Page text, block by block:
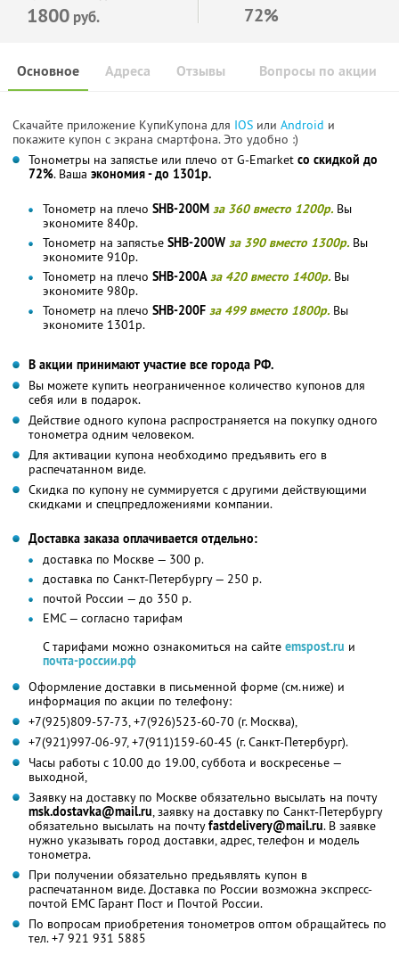
1800 руб. 72%
Основное Отзывы Вопросы по акции
Адреса
Скачайте приложение КупиКупона для IOS или Android и
покажите купон с экрана смартфона. Это удобно :)
Тонометры на запястье или плечо от G-Emarket со скидкой до
72%. Ваша экономия - до 1301р.
Тонометр на плечо SHB-200M за 360 вместо 1200р. Вы
экономите 840р.
Тонометр на запястье SHB-200W за 390 вместо 1300р. Вы
экономите 910р.
Тонометр на плечо SHB-200А за 420 вместо 1400р. Вы
экономите 980р.
Тонометр на плечо SHB-200F за 499 вместо 1800р. Вы
экономите 1301р.
В акции принимают участие все города РФ.
Вы можете купить неограниченное количество купонов для
себя или в подарок.
Действие одного купона распространяется на покупку одного
тонометра одним человеком.
Для активации купона необходимо предъявить его в
распечатанном виде.
Скидка по купону не суммируется с другими действующими
скидками и спецпредложениями компании.
Доставка заказа оплачивается отдельно:
доставка по Москве — 300 р.
доставка по Санкт-Петербургу — 250 р.
почтой России — до 350 р.
ЕМС — согласно тарифам
С тарифами можно ознакомиться на сайте emspost.ru и
почта-россии.рф
Оформление доставки в письменной форме (см.ниже) и
информация по акции по телефону:
+7(925)809-57-73, +7(926)523-60-70 (г. Москва),
+7(921)997-06-97, +7(911)159-60-45 (г. Санкт-Петербург).
Часы работы с 10.00 до 19.00, суббота и воскресенье —
выходной,
Заявку на доставку по Москве обязательно высылать на почту
msk.dostavka@mail.ru, заявку на доставку по Санкт-Петербургу
обязательно высылать на почтуfastdelivery@mail.ru. В заявке
нужно указывать город доставки, адрес, телефон и модель
тонометра.
При получении обязательно предьявлять купон в
распечатанном виде. Доставка по России возможна экспресс-
почтой ЕМС Гарант Пост и Почтой России.
По вопросам приобретения тонометров оптом обращайтесь по
тел. +7 921 931 5885